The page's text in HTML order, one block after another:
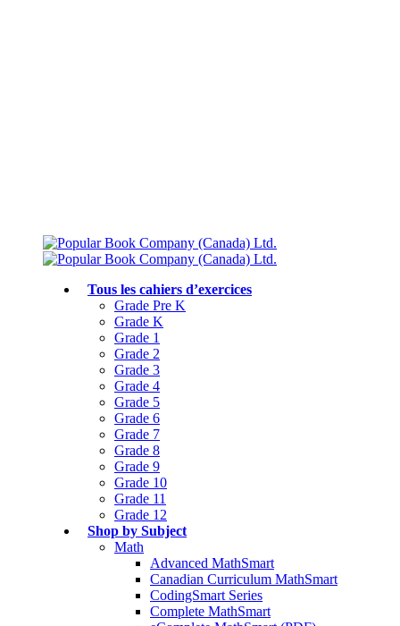
Tous les cahiers d’exercices
Grade Pre K
Grade K
Grade 1
Grade 2
Grade 3
Grade 4
Grade 5
Grade 6
Grade 7
Grade 8
Grade 9
Grade 10
Grade 11
Grade 12
Shop by Subject
Math
Advanced MathSmart
Canadian Curriculum MathSmart
CodingSmart Series
Complete MathSmart